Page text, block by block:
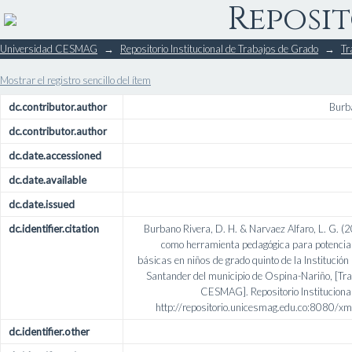
Los juegos tradicionales
potencializar las habilidades
de la Institución Educativa
de Ospina-Nariño
Universidad CESMAG → Repositorio Institucional de Trabajos de Grado →
Mostrar el registro sencillo del ítem
dc.contributor.author
dc.contributor.author
dc.date.accessioned
dc.date.available
dc.date.issued
dc.identifier.citation
Burbano Rivera, D. H. & Narvaez Alfaro, L. G.
como herramienta pedagógica para
básicas en niños de grado quinto de la
Santander del municipio de Ospina-Nariño,
CESMAG]. Repositorio
http://repositorio.unicesmag.edu.co:8080/
dc.identifier.other